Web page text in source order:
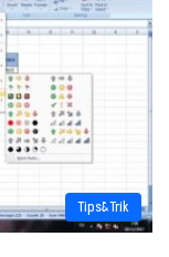
Tips&Trik